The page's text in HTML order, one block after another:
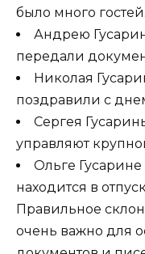
было много гостей.
Андрею
передали
Николая
поздравили с
Сергея
управляют
Ольге
находится в
Правильное
очень важно для